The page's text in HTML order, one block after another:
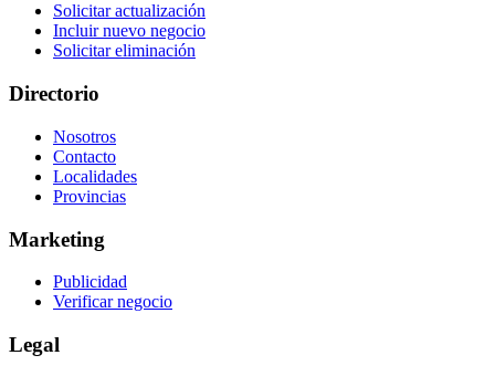
Solicitar actualización
Incluir nuevo negocio
Solicitar eliminación
Directorio
Nosotros
Contacto
Localidades
Provincias
Marketing
Publicidad
Verificar negocio
Legal